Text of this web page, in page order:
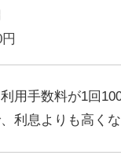
用手数料が1回
利息よりも高く